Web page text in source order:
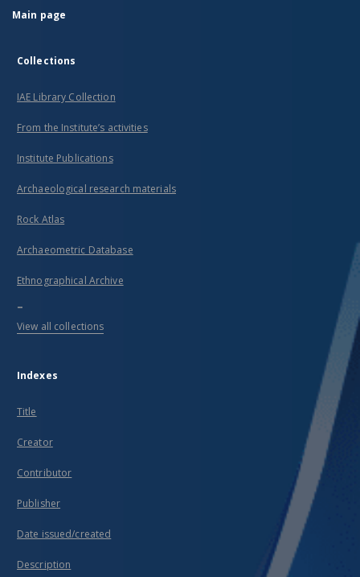
Main page
Collections
IAE Library Collection
From the Institute’s activities
Institute Publications
Archaeological research materials
Rock Atlas
Archaeometric Database
Ethnographical Archive
...
View all collections
Indexes
Title
Creator
Contributor
Publisher
Date issued/created
Description